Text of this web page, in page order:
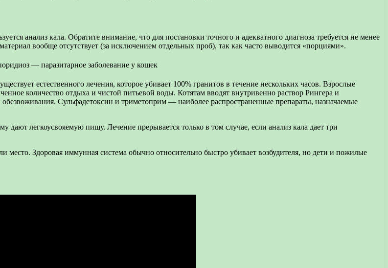
анализ кала. Обратите внимание, что для постановки точного и адекватного диагноза требуется не менее
вообще отсутствует (за исключением отдельных проб), так как часто выводится «порциями».
естественного лечения, которое убивает 100% гранитов в течение нескольких часов. Взрослые
количество отдыха и чистой питьевой воды. Котятам вводят внутривенно раствор Рингера и
Сульфадетоксин и триметоприм — наиболее распространенные препараты, назначаемые
дают легкоусвояемую пищу. Лечение прерывается только в том случае, если анализ кала дает три
Здоровая иммунная система обычно относительно быстро убивает возбудителя, но дети и пожилые